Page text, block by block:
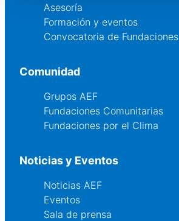
Asesoría
Formación y eventos
Convocatoria de Fundaciones
Comunidad
Grupos AEF
Fundaciones Comunitarias
Fundaciones por el Clima
Noticias y Eventos
Noticias AEF
Eventos
Sala de prensa